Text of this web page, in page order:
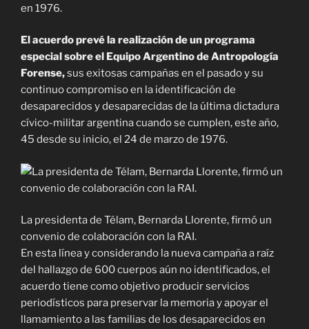
en 1976.
El acuerdo prevé la realización de un programa
especial sobre el Equipo Argentino de Antropología
Forense,sus exitosas campañas en el pasado y su
continuo compromiso en la identificación de
desaparecidos y desaparecidas de la última dictadura
cívico-militar argentina cuando se cumplen, este año,
45 desde su inicio, el 24 de marzo de 1976.
La presidenta de Télam, Bernarda Llorente, firmó un
convenio de colaboración con la RAI.
En esta línea y considerando la nueva campaña a raíz
del hallazgo de 600 cuerpos aún no identificados, el
acuerdo tiene como objetivo producir servicios
periodísticos para preservar la memoria y apoyar el
llamamiento a las familias de los desaparecidos en